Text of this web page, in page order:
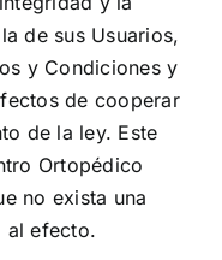
de sus Usuarios,
y Condiciones y
de cooperar
de la ley. Este
Ortopédico
no exista una
al efecto.